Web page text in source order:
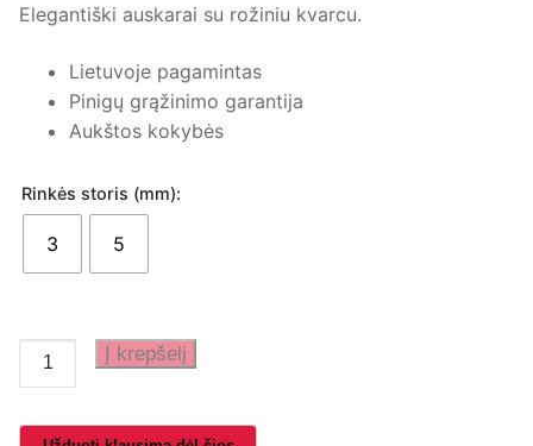
Elegantiški auskarai su rožiniu kvarcu.
Lietuvoje pagamintas
Pinigų grąžinimo garantija
Aukštos kokybės
Rinkės storis (mm):
3 5
produkto
kiekis:
Į krepšelį